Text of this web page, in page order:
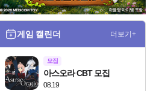
게임 캘린더 더보기+
모집
08.19
아스오라 CBT 모집